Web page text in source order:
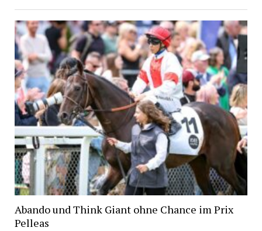
Abando und Think Giant ohne Chance im Prix
Pelleas